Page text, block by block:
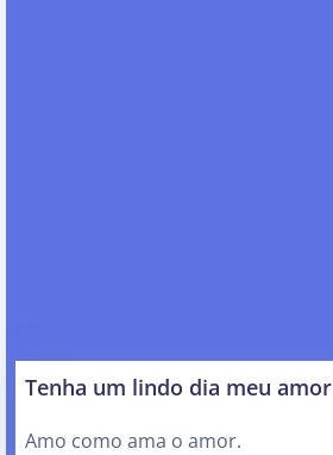
Tenha um lindo dia meu amor
Amo como ama o amor.